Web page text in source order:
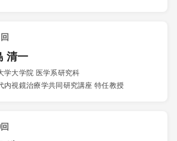
清一
学大学院 医学系研究科
内視鏡治療学共同研究講座 特任教授